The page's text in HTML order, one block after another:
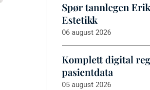
Spør tannlegen
Estetikk
06 august 2026
Komplett digital
pasientdata
05 august 2026